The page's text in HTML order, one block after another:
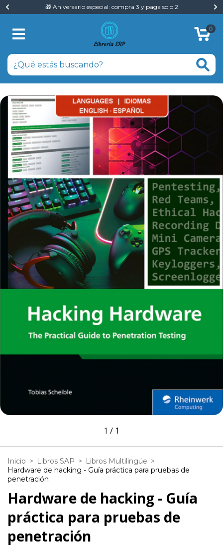
🎁 Aniversario especial: compra 3 y paga solo 2
0
1 / 1
Inicio > Libros SAP > Libros Multilingüe >
Hardware de hacking - Guía práctica para pruebas de
penetración
Hardware de hacking - Guía
práctica para pruebas de
penetración